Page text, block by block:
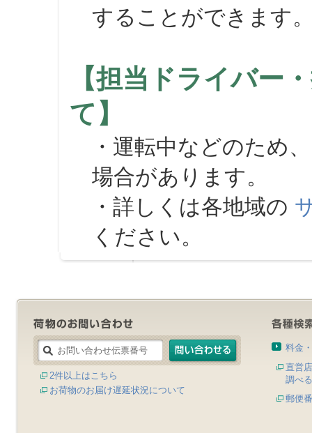
することができます
【担当ドライバー
て】
・運転中などのため
場合があります。
・詳しくは各地域の
ください。
2件以上はこちら
お荷物のお届け遅延状況について
料金
直営
調べる
郵便